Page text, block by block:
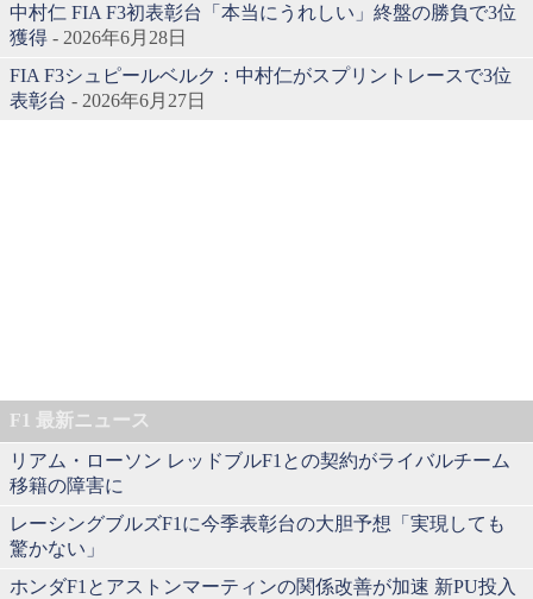
中村仁 FIA F3初表彰台「本当にうれしい」終盤の勝負で3位
獲得 - 2026年6月28日
FIA F3シュピールベルク：中村仁がスプリントレースで3位
表彰台 - 2026年6月27日
F1 最新ニュース
リアム・ローソン レッドブルF1との契約がライバルチーム
移籍の障害に
レーシングブルズF1に今季表彰台の大胆予想「実現しても
驚かない」
ホンダF1とアストンマーティンの関係改善が加速 新PU投入